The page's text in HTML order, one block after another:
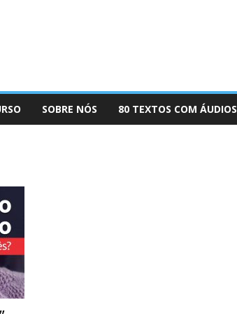
SOBRE NÓS 80 TEXTOS COM ÁUDIOS